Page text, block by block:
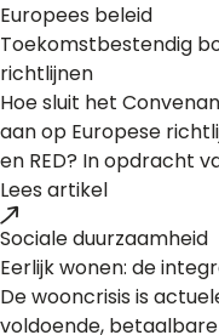
Europees beleid
Toekomstbestendig
richtlijnen
Hoe sluit het
aan op Europese
en RED? In opdracht
Lees artikel
Sociale duurzaamheid
Eerlijk wonen: de
De wooncrisis is
voldoende,